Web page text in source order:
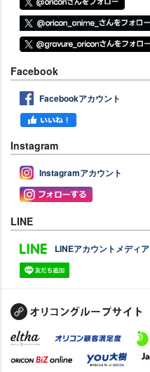
Facebook
Facebookアカウント
Instagram
Instagramアカウント
LINE
LINEアカウントメディア